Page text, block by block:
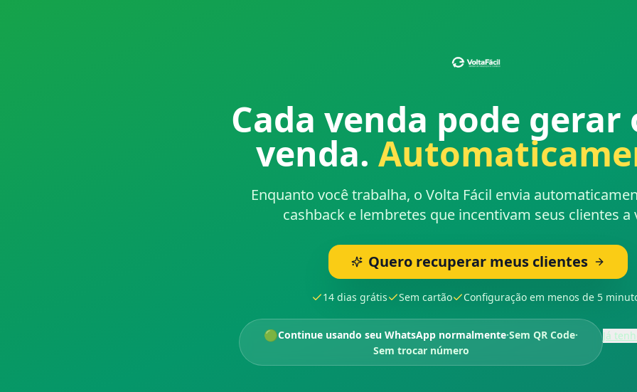
Cada venda pode
venda.
Enquanto você trabalha, o Volta Fácil envia
cashback e lembretes que incentivam seus clientes a
Quero recuperar meus clientes
14 dias grátis Sem cartão Configuração em menos de 5
🟢Continue usando seu WhatsApp normalmente·Sem QR Code·
Sem trocar número
Já